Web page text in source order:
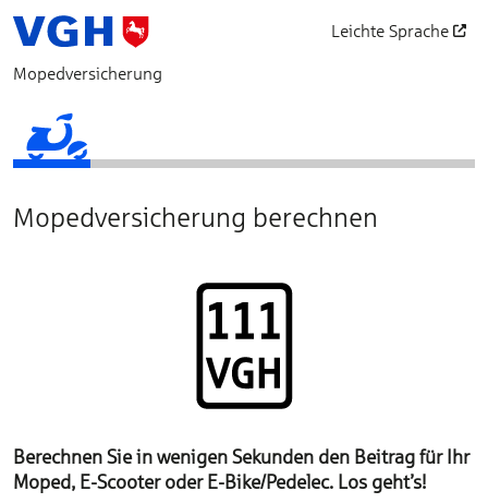
Leichte Sprache
Mopedversicherung
FahrzeugdatenProduktauswahlPersönliche Angaben
BetreuungVertragsgrundlagen
Abschluss
Mopedversicherung berechnen
Berechnen Sie in wenigen Sekunden den Beitrag für Ihr
Moped, E-Scooter oder E-Bike/Pedelec. Los geht’s!